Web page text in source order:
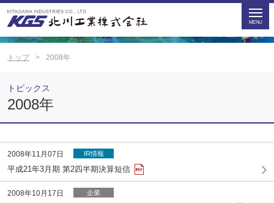
トップ 2008年
トピックス
2008年
2008年11月07日 IR情報
平成21年3月期 第2四半期決算短信
2008年10月17日 企業